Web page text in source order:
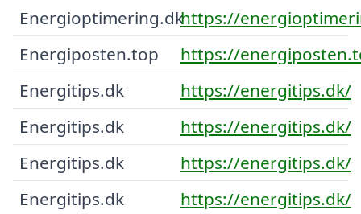
Energioptimering.dkhttps://
Energiposten.top
https://
Energitips.dk
https://energitips.dk/
Energitips.dk
https://energitips.dk/
Energitips.dk
https://energitips.dk/
Energitips.dk
https://energitips.dk/